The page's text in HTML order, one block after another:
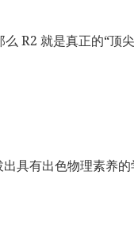
R2 就是真正的“顶
具有出色物理素养的